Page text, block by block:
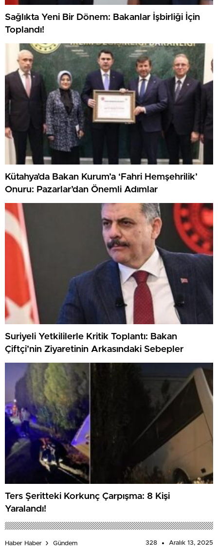
Sağlıkta Yeni Bir Dönem: Bakanlar İşbirliği İçin
Toplandı!
Kütahya’da Bakan Kurum’a ‘Fahri Hemşehrilik’
Onuru: Pazarlar’dan Önemli Adımlar
Suriyeli Yetkililerle Kritik Toplantı: Bakan
Çiftçi’nin Ziyaretinin Arkasındaki Sebepler
Ters Şeritteki Korkunç Çarpışma: 8 Kişi
Yaralandı!
Haber Haber Gündem 328 Aralık 13, 2025